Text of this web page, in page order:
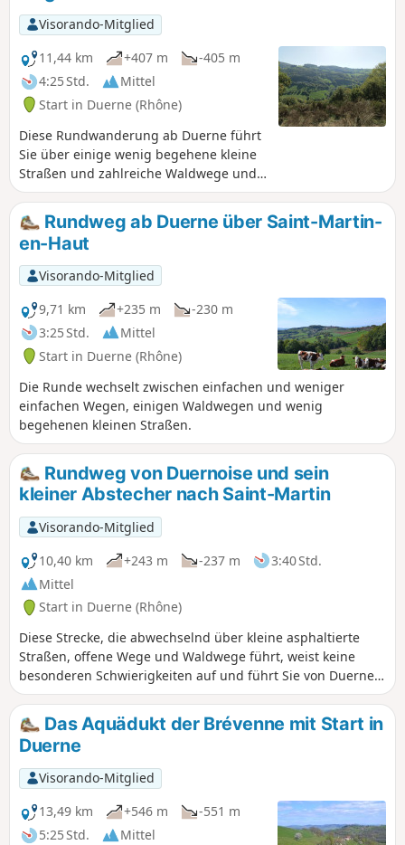
Visorando-Mitglied
11,44 km
+407 m
-405 m
4:25 Std.
Mittel
Start in Duerne (Rhône)
Diese Rundwanderung ab Duerne führt
Sie über einige wenig begehene kleine
Straßen und zahlreiche Waldwege und
Pfade (ca. 70 %). Schöne, freie Ausblicke
auf Montromant, Sainte-Foy-l'Argentière
und die Monts du Lyonnais.
Rundweg ab Duerne über Saint-Martin-
en-Haut
Visorando-Mitglied
9,71 km
+235 m
-230 m
3:25 Std.
Mittel
Start in Duerne (Rhône)
Die Runde wechselt zwischen einfachen und weniger
einfachen Wegen, einigen Waldwegen und wenig
begehenen kleinen Straßen.
Rundweg von Duernoise und sein
kleiner Abstecher nach Saint-Martin
Visorando-Mitglied
10,40 km
+243 m -237 m
3:40 Std.
Mittel
Start in Duerne (Rhône)
Diese Strecke, die abwechselnd über kleine asphaltierte
Straßen, offene Wege und Waldwege führt, weist keine
besonderen Schwierigkeiten auf und führt Sie von Duerne
nach Aveize und Saint-Martin-en-Haut.
Das Aquädukt der Brévenne mit Start in
Duerne
Visorando-Mitglied
13,49 km
+546 m
-551 m
5:25 Std.
Mittel